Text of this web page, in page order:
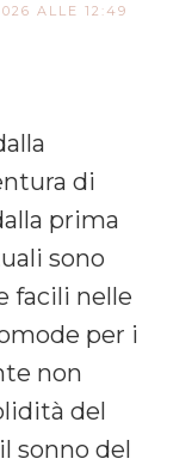
ALLE 12:49
di
prima
sono
facili nelle
per i
non
del
sonno del